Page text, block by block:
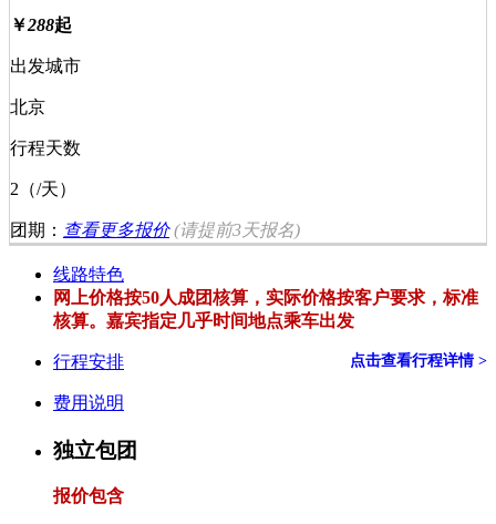
￥288起
出发城市
北京
行程天数
2（/天）
团期： 查看更多报价 (请提前3天报名)
线路特色
网上价格按50人成团核算，实际价格按客户要求，标准
核算。嘉宾指定几乎时间地点乘车出发
行程安排 点击查看行程详情 >
费用说明
独立包团
报价包含